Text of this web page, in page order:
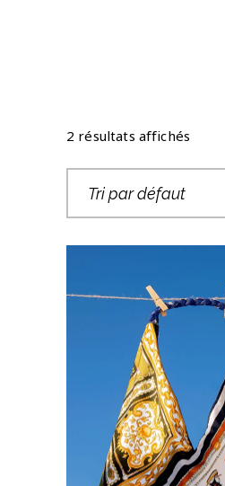
2 résultats affichés
Tri par défaut
SAC
€91,00
Ajouter au